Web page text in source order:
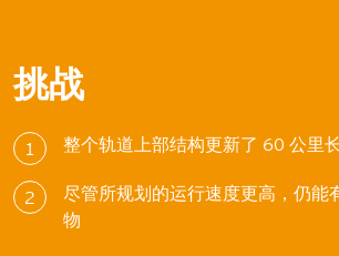
挑战
1 整个轨道上部结构更新了 60 公里
2
尽管所规划的运行速度更高，仍能
物